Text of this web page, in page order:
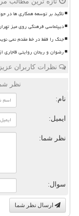
تاکید بر توسعه همکاری ها در
دیپلماسی فرهنگی روی میز
جنگ را فقط در خط مقدم نمی
رضوان و ریحان روایتی قاجاری
نظرات کاربران
نظر
نام:
ایمیل:
نظر شما:
سوال:
ارسال نظر شما